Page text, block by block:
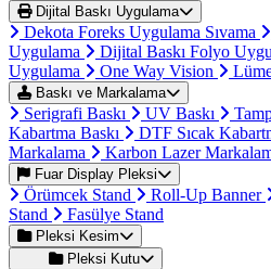
Dijital Baskı Uygulama
Dekota Foreks Uygulama Sıvama
Uygulama
Dijital Baskı Folyo
Uygulama
One Way Vision
Baskı ve Markalama
Serigrafi Baskı UV Baskı
Kabartma Baskı
DTF Sıcak
Markalama
Karbon Lazer
Fuar Display Pleksi
Örümcek Stand Roll-Up Banner
Stand
Fasülye Stand
Pleksi Kesim
Pleksi Kutu